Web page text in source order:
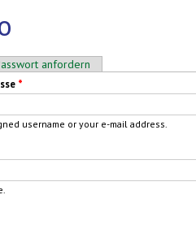
anfordern
*
username or your e-mail address.